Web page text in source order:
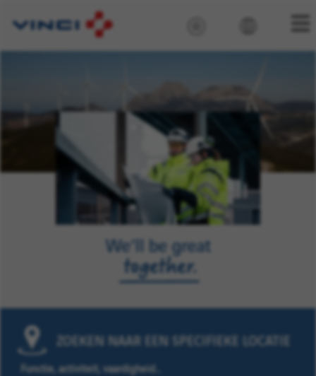
ZOEKEN NAAR EEN SPECIFIEKE LOCATIE
Functie, activiteit, vaardigheid…